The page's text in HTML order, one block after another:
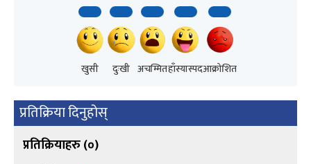
खुसी दुःखी अचम्मितहाँस्यास्पदआक्रोशित
प्रतिक्रिया दिनुहोस्
प्रतिक्रियाहरु (०)